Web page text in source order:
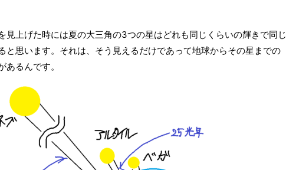
見上げた時には夏の大三角の3つの星はどれも同じくらいの輝きで同じ
と思います。それは、そう見えるだけであって地球からその星までの
あるんです。